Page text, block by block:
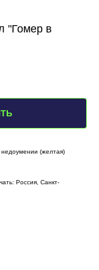
"Гомер в
(желтая)
Россия, Санкт-